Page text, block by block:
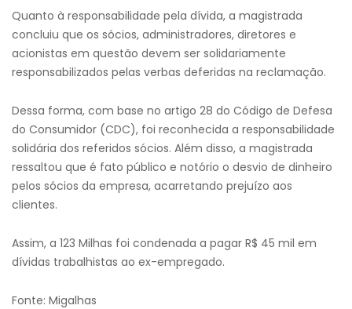
Quanto à responsabilidade pela dívida, a magistrada
concluiu que os sócios, administradores, diretores e
acionistas em questão devem ser solidariamente
responsabilizados pelas verbas deferidas na reclamação.
Dessa forma, com base no artigo 28 do Código de Defesa
do Consumidor (CDC), foi reconhecida a responsabilidade
solidária dos referidos sócios. Além disso, a magistrada
ressaltou que é fato público e notório o desvio de dinheiro
pelos sócios da empresa, acarretando prejuízo aos
clientes.
Assim, a 123 Milhas foi condenada a pagar R$ 45 mil em
dívidas trabalhistas ao ex-empregado.
Fonte: Migalhas